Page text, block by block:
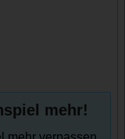
mehr!